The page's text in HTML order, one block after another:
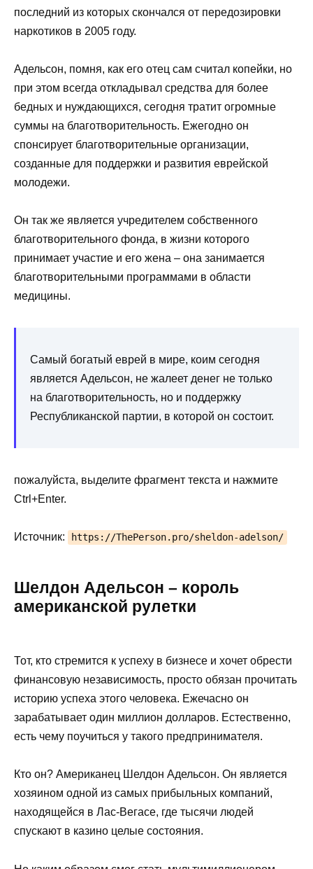
последний из которых скончался от передозировки
наркотиков в 2005 году.
Адельсон, помня, как его отец сам считал копейки, но
при этом всегда откладывал средства для более
бедных и нуждающихся, сегодня тратит огромные
суммы на благотворительность. Ежегодно он
спонсирует благотворительные организации,
созданные для поддержки и развития еврейской
молодежи.
Он так же является учредителем собственного
благотворительного фонда, в жизни которого
принимает участие и его жена – она занимается
благотворительными программами в области
медицины.
Самый богатый еврей в мире, коим сегодня
является Адельсон, не жалеет денег не только
на благотворительность, но и поддержку
Республиканской партии, в которой он состоит.
пожалуйста, выделите фрагмент текста и нажмите
Ctrl+Enter.
Источник: https://ThePerson.pro/sheldon-adelson/
Шелдон Адельсон – король
американской рулетки
Тот, кто стремится к успеху в бизнесе и хочет обрести
финансовую независимость, просто обязан прочитать
историю успеха этого человека. Ежечасно он
зарабатывает один миллион долларов. Естественно,
есть чему поучиться у такого предпринимателя.
Кто он? Американец Шелдон Адельсон. Он является
хозяином одной из самых прибыльных компаний,
находящейся в Лас-Вегасе, где тысячи людей
спускают в казино целые состояния.